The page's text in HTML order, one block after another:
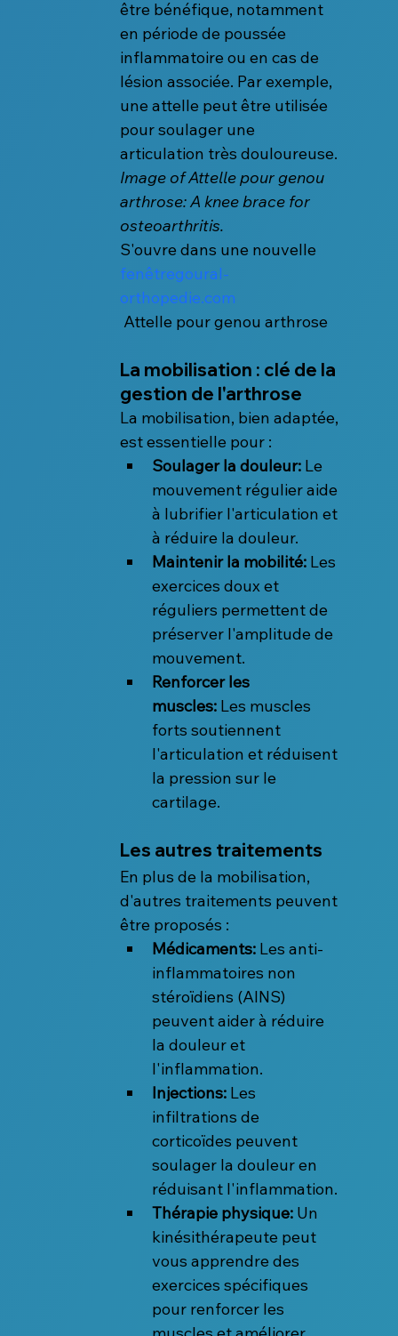
être bénéfique, notamment
en période de poussée
inflammatoire ou en cas de
lésion associée. Par exemple,
une attelle peut être utilisée
pour soulager une
articulation très douloureuse.
Image of Attelle pour genou
arthrose: A knee brace for
osteoarthritis.
S'ouvre dans une nouvelle
fenêtregoural-
orthopedie.com
Attelle pour genou arthrose
La mobilisation : clé de la
gestion de l'arthrose
La mobilisation, bien adaptée,
est essentielle pour :
Soulager la douleur: Le
mouvement régulier aide
à lubrifier l'articulation et
à réduire la douleur.
Maintenir la mobilité: Les
exercices doux et
réguliers permettent de
préserver l'amplitude de
mouvement.
Renforcer les
muscles: Les muscles
forts soutiennent
l'articulation et réduisent
la pression sur le
cartilage.
Les autres traitements
En plus de la mobilisation,
d'autres traitements peuvent
être proposés :
Médicaments: Les anti-
inflammatoires non
stéroïdiens (AINS)
peuvent aider à réduire
la douleur et
l'inflammation.
Injections: Les
infiltrations de
corticoïdes peuvent
soulager la douleur en
réduisant l'inflammation.
Thérapie physique: Un
kinésithérapeute peut
vous apprendre des
exercices spécifiques
pour renforcer les